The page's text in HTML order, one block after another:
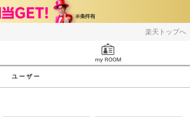
楽天トップへ
ユーザー